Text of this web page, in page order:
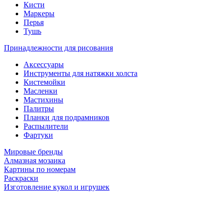
Кисти
Маркеры
Перья
Тушь
Принадлежности для рисования
Аксессуары
Инструменты для натяжки холста
Кистемойки
Масленки
Мастихины
Палитры
Планки для подрамников
Распылители
Фартуки
Мировые бренды
Алмазная мозаика
Картины по номерам
Раскраски
Изготовление кукол и игрушек